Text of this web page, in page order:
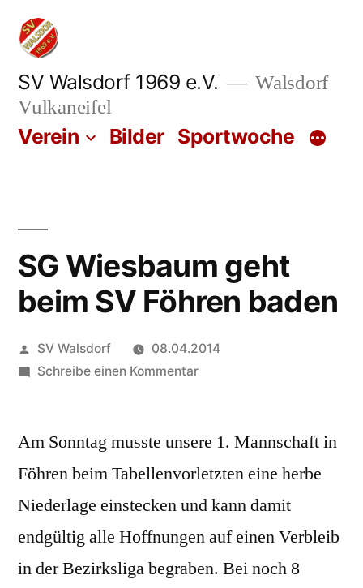
Zum
Inhalt
springen
SV Walsdorf 1969 e.V.
Walsdorf
Vulkaneifel
Verein Bilder Sportwoche
SG Wiesbaum geht
beim SV Föhren baden
Veröffentlicht
von
SV Walsdorf
08.04.2014
Schreibe einen Kommentarzu
geht
SV
Föhren
baden
Am Sonntag musste unsere 1. Mannschaft in
Föhren beim Tabellenvorletzten eine herbe
Niederlage einstecken und kann damit
endgültig alle Hoffnungen auf einen Verbleib
in der Bezirksliga begraben. Bei noch 8